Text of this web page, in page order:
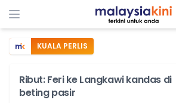
KUALA PERLIS
Ribut: Feri ke Langkawi kandas di
beting pasir